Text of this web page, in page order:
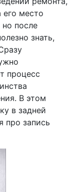
его место
после
знать,
процесс
В этом
в задней
про запись